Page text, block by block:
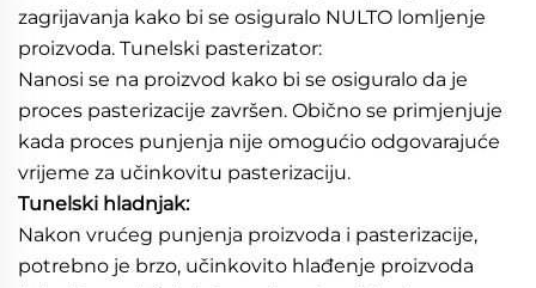
zagrijavanja kako bi se osiguralo NULTO lomljenje
proizvoda. Tunelski pasterizator:
Nanosi se na proizvod kako bi se osiguralo da je
proces pasterizacije završen. Obično se primjenjuje
kada proces punjenja nije omogućio odgovarajuće
vrijeme za učinkovitu pasterizaciju.
Tunelski hladnjak:
Nakon vrućeg punjenja proizvoda i pasterizacije,
potrebno je brzo, učinkovito hlađenje proizvoda